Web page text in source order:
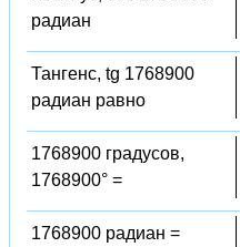
радиан
Тангенс, tg 1768900
радиан равно
1768900 градусов,
1768900° =
1768900 радиан =